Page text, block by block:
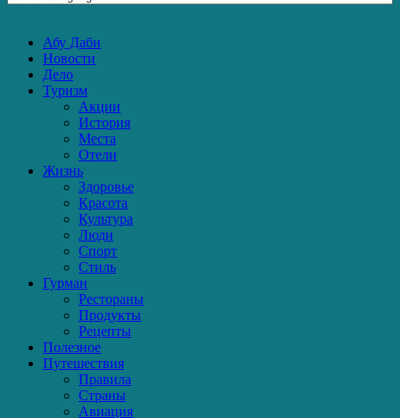
Абу Даби
Новости
Дело
Туризм
Акции
История
Места
Отели
Жизнь
Здоровье
Красота
Культура
Люди
Спорт
Стиль
Гурман
Рестораны
Продукты
Рецепты
Полезное
Путешествия
Правила
Страны
Авиация